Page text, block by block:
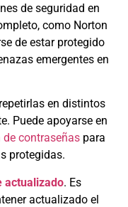
de seguridad en
como Norton
de estar protegido
emergentes en
en distintos
Puede apoyarse en
contraseñaspara
protegidas.
actualizado. Es
actualizado el